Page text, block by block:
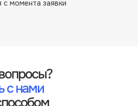
с момента заявки
с нами